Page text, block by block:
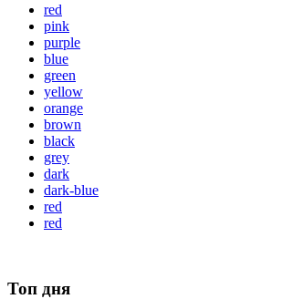
red
pink
purple
blue
green
yellow
orange
brown
black
grey
dark
dark-blue
red
red
Топ дня